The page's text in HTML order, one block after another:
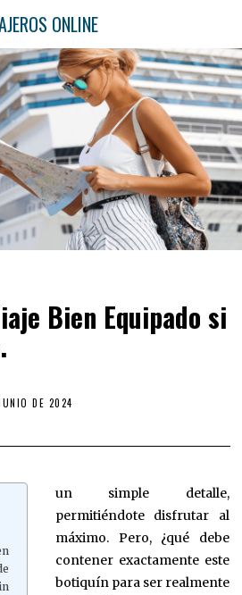
ONLINE
Bien Equipado si
DE 2024
un simple detalle,
permitiéndote disfrutar al
máximo. Pero, ¿qué debe
contener exactamente este
botiquín para ser realmente